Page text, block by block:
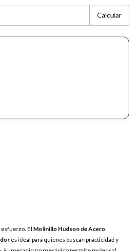
Calcular
El Molinillo Hudson de Acero
es ideal para quienes buscan practicidad y